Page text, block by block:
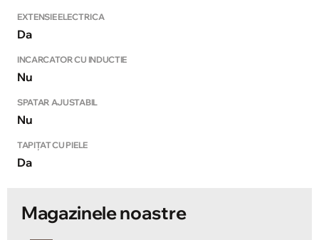
EXTENSIE ELECTRICA
Da
INCARCATOR CU INDUCTIE
Nu
SPATAR AJUSTABIL
Nu
TAPIȚAT CU PIELE
Da
Magazinele noastre